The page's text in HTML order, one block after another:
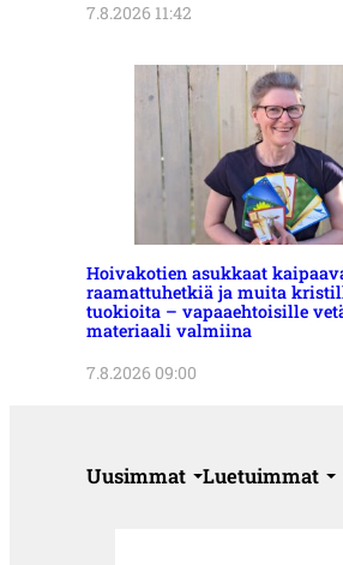
7.8.2026 11:42
Hoivakotien asukkaat
raamattuhetkiä ja muita
tuokioita – vapaaehtoisille
materiaali valmiina
7.8.2026 09:00
Uusimmat Luetuimmat